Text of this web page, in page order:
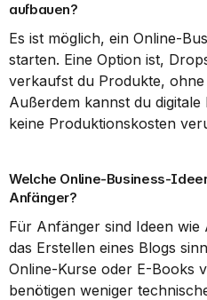
aufbauen?
Es ist möglich, ein Online-
starten. Eine Option ist,
verkaufst du Produkte,
Außerdem kannst du
keine Produktionskosten
Welche Online-Business-
Anfänger?
Für Anfänger sind Ideen
das Erstellen eines Blogs
Online-Kurse oder E-Books
benötigen weniger